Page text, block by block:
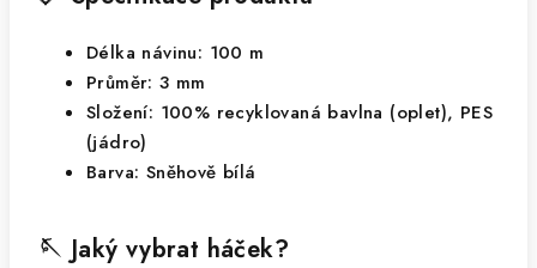
Délka návinu: 100 m
Průměr: 3 mm
Složení: 100% recyklovaná bavlna (oplet), PES
(jádro)
Barva: Sněhově bílá
🪡 Jaký vybrat háček?